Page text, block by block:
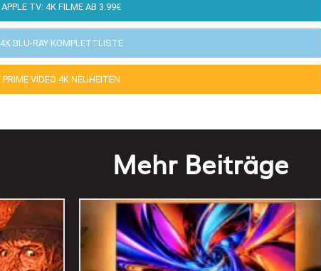
APPLE TV: 4K FILME AB 3.99€
4K BLU-RAY KOMPLETTLISTE
PRIME VIDEO 4K NEUHEITEN
Mehr Beiträge